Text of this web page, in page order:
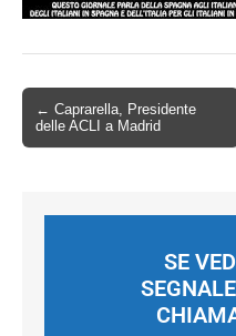
← Caprarella, Presidente
delle ACLI a Madrid
SE